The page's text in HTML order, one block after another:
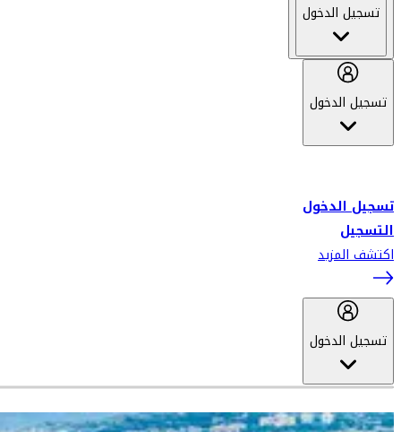
تسجيل الدخول
تسجيل الدخول
تسجيل الدخول
التسجيل
اكتشف المزيد
تسجيل الدخول